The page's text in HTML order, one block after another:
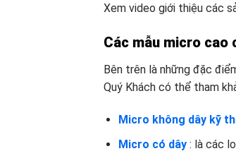
Xem video giới thiệu các
Các mẫu micro cao
Bên trên là những đặc
Quý Khách có thể tham
Micro không dây kỹ
Micro có dây : là các